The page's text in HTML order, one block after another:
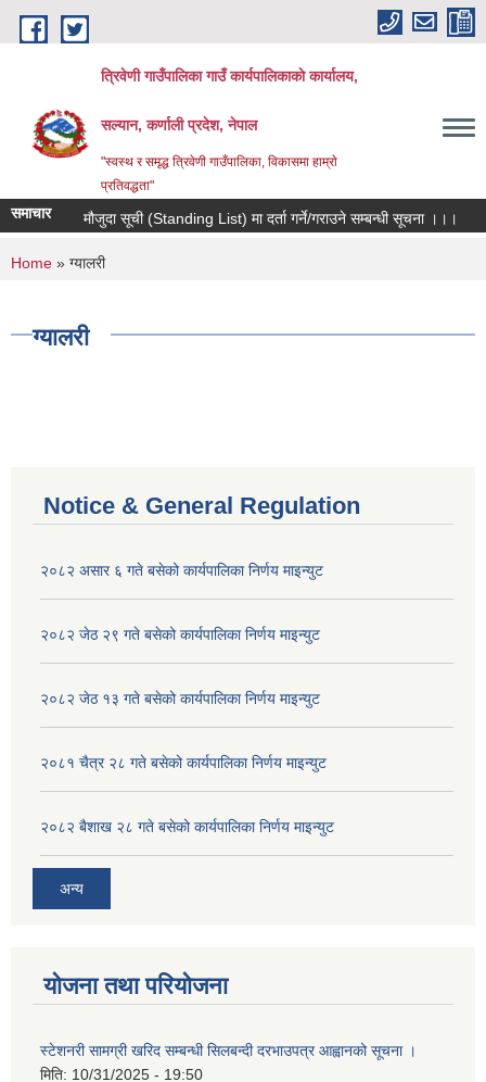
Skip to main content
त्रिवेणी गाउँपालिका गाउँ कार्यपालिकाकाे कार्यालय,
सल्यान, कर्णाली प्रदेश, नेपाल
"स्वस्थ र समृद्ध त्रिवेणी गाउँपालिका, विकासमा हाम्राे
प्रतिवद्धता"
समाचार मौजुदा सूची (Standing List) मा दर्ता गर्ने/गराउने सम्बन्धी सूचना ।।।
You are here
Home » ग्यालरी
ग्यालरी
Notice & General Regulation
२०८२ असार ६ गते बसेको कार्यपालिका निर्णय माइन्युट
२०८२ जेठ २९ गते बसेको कार्यपालिका निर्णय माइन्युट
२०८२ जेठ १३ गते बसेको कार्यपालिका निर्णय माइन्युट
२०८१ चैत्र २८ गते बसेको कार्यपालिका निर्णय माइन्युट
२०८२ बैशाख २८ गते बसेको कार्यपालिका निर्णय माइन्युट
अन्य
योजना तथा परियोजना
स्टेशनरी सामग्री खरिद सम्बन्धी सिलबन्दी दरभाउपत्र आह्वानको सूचना ।
मिति: 10/31/2025 - 19:50